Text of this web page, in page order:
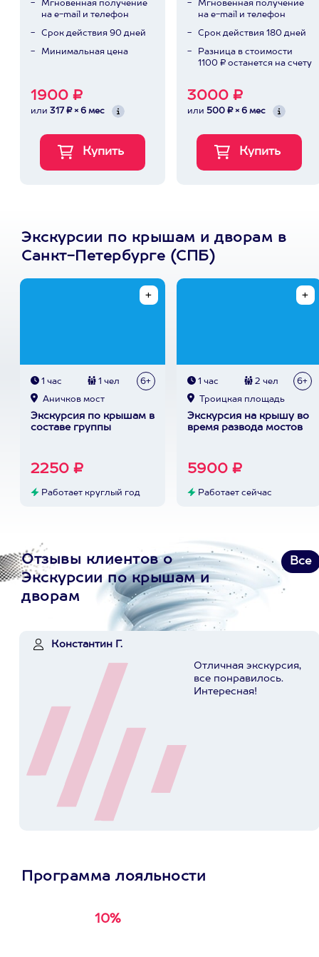
Мгновенная получение
на e-mail и телефон
Срок действия 90 дней
Минимальная цена
1900 ₽
или 317 ₽ × 6 мес
Мгновенная получение
на e-mail и телефон
Срок действия 180 дней
Разница в стоимости
1100 ₽ останется на счету
3000 ₽
или 500 ₽ × 6 мес
Экскурсии по крышам и дворам в
Санкт-Петербурге (СПБ)
1 час 1 чел 6+
Аничков мост
Экскурсия по крышам в
составе группы
2250 ₽
Работает круглый год
1 час 2 чел 6+
Троицкая площадь
Экскурсия на крышу во
время развода мостов
5900 ₽
Работает сейчас
Отзывы клиентов о
Экскурсии по крышам и
дворам
Все
Константин Г.
Отличная экскурсия,
все понравилось.
Интересная!
Программа лояльности
10%